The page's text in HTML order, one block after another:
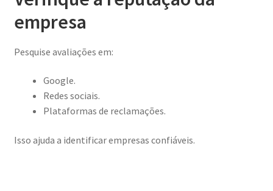
empresa
Pesquise avaliações em:
Google.
Redes sociais.
Plataformas de reclamações.
Isso ajuda a identificar empresas confiáveis.